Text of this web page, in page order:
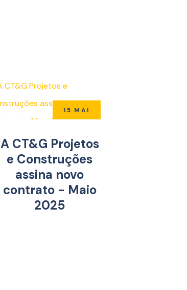
15 MAI
A CT&G Projetos
e Construções
assina novo
contrato - Maio
2025